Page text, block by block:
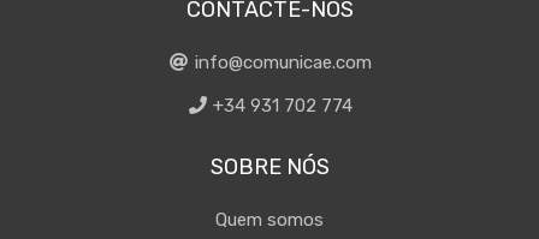
CONTACTE-NOS
info@comunicae.com
+34 931 702 774
SOBRE NÓS
Quem somos